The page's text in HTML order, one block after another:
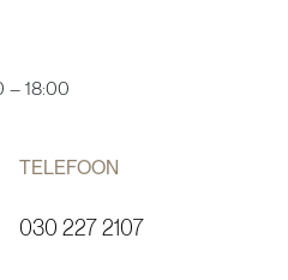
– 18:00
TELEFOON
030 227 2107